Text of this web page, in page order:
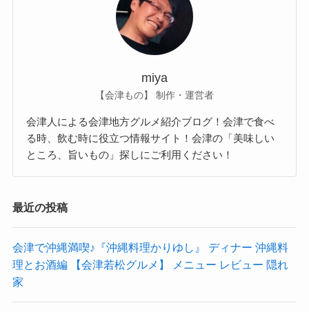
miya
【会津もの】 制作・運営者
会津人による会津地方グルメ紹介ブログ！会津で食べ
る時、飲む時に役立つ情報サイト！会津の「美味しい
ところ、旨いもの」探しにご利用ください！
最近の投稿
会津で沖縄満喫♪『沖縄料理かりゆし』 ディナー 沖縄料
理とお酒編 【会津若松グルメ】 メニュー レビュー 隠れ
家